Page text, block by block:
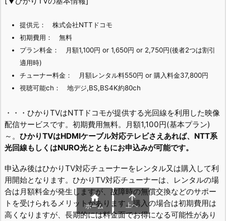
提供元： 株式会社NTTドコモ
初期費用： 無料
プラン料金： 月額1,100円 or 1,650円 or 2,750円(後者2つは割引
適用時)
チューナー料金： 月額レンタル料550円 or 購入料金37,800円
視聴可能ch： 地デジ,BS,BS4K約80ch
・・・ひかりTVはNTTドコモが提供する光回線を利用した映像
配信サービスです。初期費用無料。月額1,100円(基本プラン)
～。 ひかりTVはHDMIケーブル対応テレビさえあれば、NTT系
光回線もしくはNURO光とともにお申込みが可能です。
申込み後はひかりTV対応チューナーをレンタル又は購入して利
用開始となります。ひかりTV対応チューナーは、レンタルの場
合は月額料金が発生しますが、故障時の無償交換などのサポー
トを受けられるメリットがあります。購入の場合は初期費用は
高くなりますが、長期的には料金面でお得になる可能性があり

ホーム

上へ